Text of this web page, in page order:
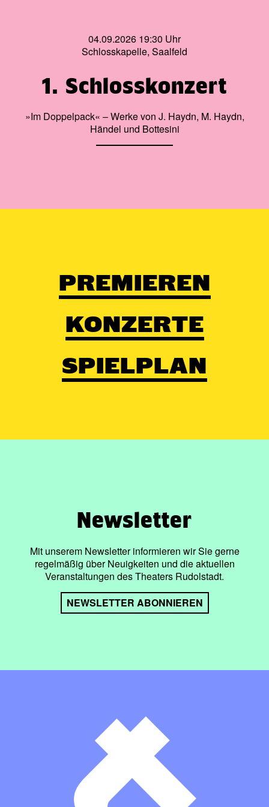
04.09.2026 19:30 Uhr
Schlosskapelle, Saalfeld
1. Schlosskonzert
»Im Doppelpack« – Werke von J. Haydn, M. Haydn,
Händel und Bottesini
PREMIEREN
KONZERTE
SPIELPLAN
Newsletter
Mit unserem Newsletter informieren wir Sie gerne
regelmäßig über Neuigkeiten und die aktuellen
Veranstaltungen des Theaters Rudolstadt.
NEWSLETTER ABONNIEREN